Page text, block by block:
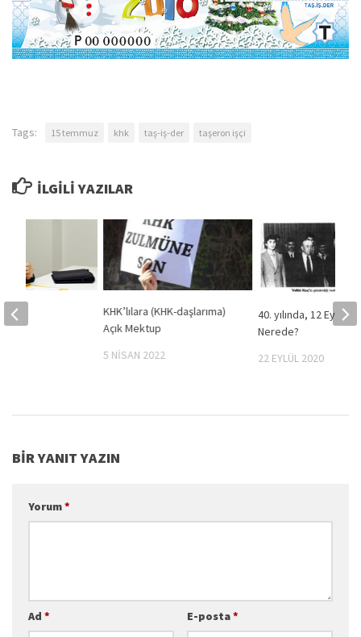
Tags: 15 temmuz khk taş-iş-der taşeron işçi
İLGILI YAZILAR
KHK’lılara (KHK-daşlarıma)
Açık Mektup
5 NISAN 2022
40. yılında, 12
Nerede?
22 EYLÜL 2020
BIR YANIT YAZIN
Yorum*
Ad * E-posta*